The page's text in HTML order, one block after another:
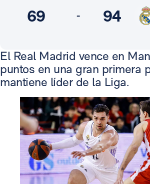
69 - 94
El Real Madrid vence en
puntos en una gran primera
mantiene líder de la Liga.